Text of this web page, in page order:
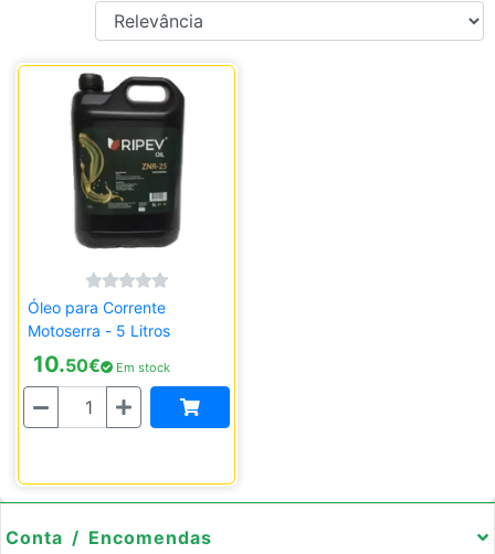
Óleo para Corrente
Motoserra - 5 Litros
10.50€ Em stock
Quantidade
Conta / Encomendas